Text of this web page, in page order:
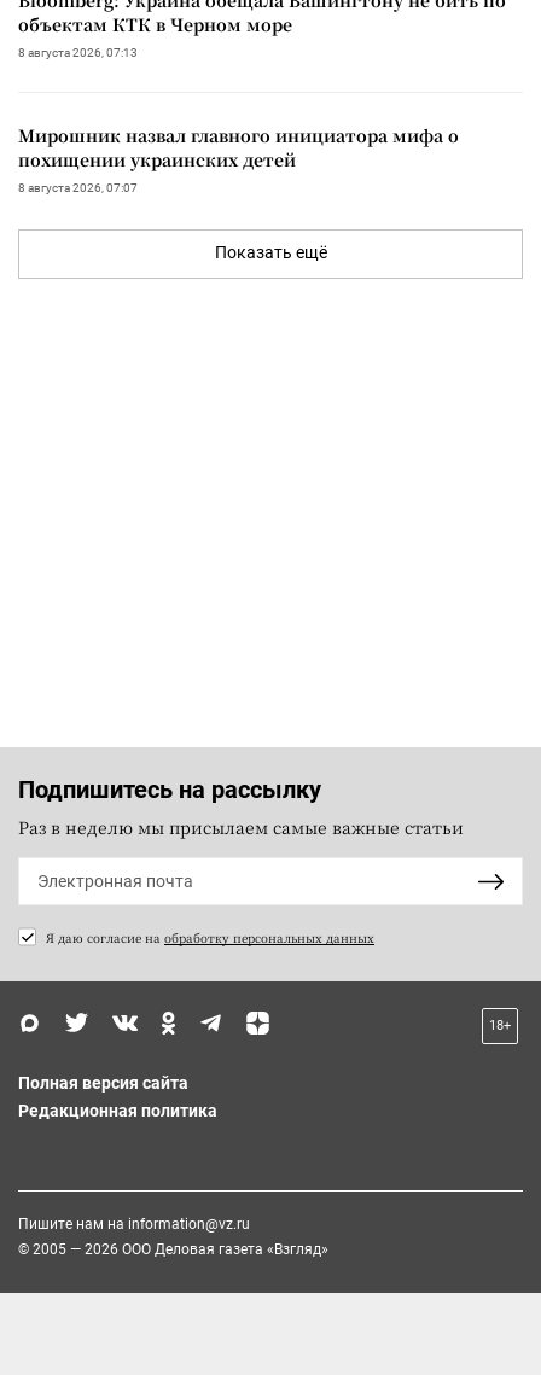
объектам КТК в Черном море
8 августа 2026, 07:13
Мирошник назвал главного инициатора мифа о
похищении украинских детей
8 августа 2026, 07:07
Показать ещё
Подпишитесь на рассылку
Раз в неделю мы присылаем самые важные статьи
Я даю согласие на обработку персональных данных
18+
Полная версия сайта
Редакционная политика
Пишите нам на information@vz.ru
© 2005 — 2026 ООО Деловая газета «Взгляд»